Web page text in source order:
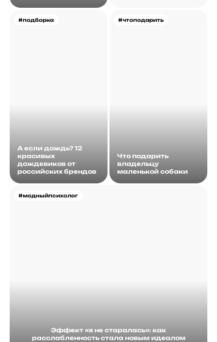
#подборка
А если дождь? 12
красивых
дождевиков от
российских брендов
#модныйпсихолог
Эффект «я не старалась»: как
расслабленность стала новым идеалом
#чтоподарить
Что подарить
владельцу
маленькой собаки